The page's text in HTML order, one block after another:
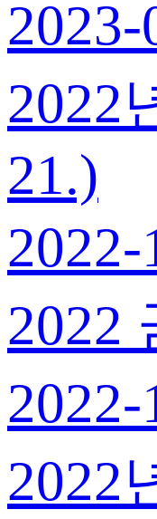
2023-
2022
21.)
2022-
2022
2022-
2022